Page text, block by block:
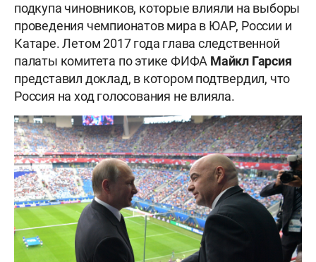
подкупа чиновников, которые влияли на выборы
проведения чемпионатов мира в ЮАР, России и
Катаре. Летом 2017 года глава следственной
палаты комитета по этике ФИФА Майкл Гарсия
представил доклад, в котором подтвердил, что
Россия на ход голосования не влияла.